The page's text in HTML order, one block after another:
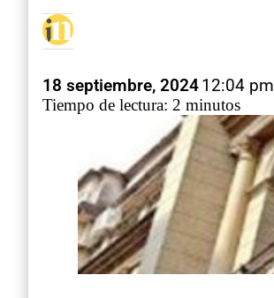
18 septiembre, 202412:04 pm
Tiempo de lectura: 2 minutos